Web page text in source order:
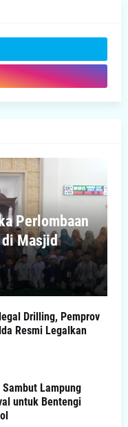
Perlombaan
Masjid
Drilling, Pemprov
Resmi Legalkan
Lampung
untuk Bentengi